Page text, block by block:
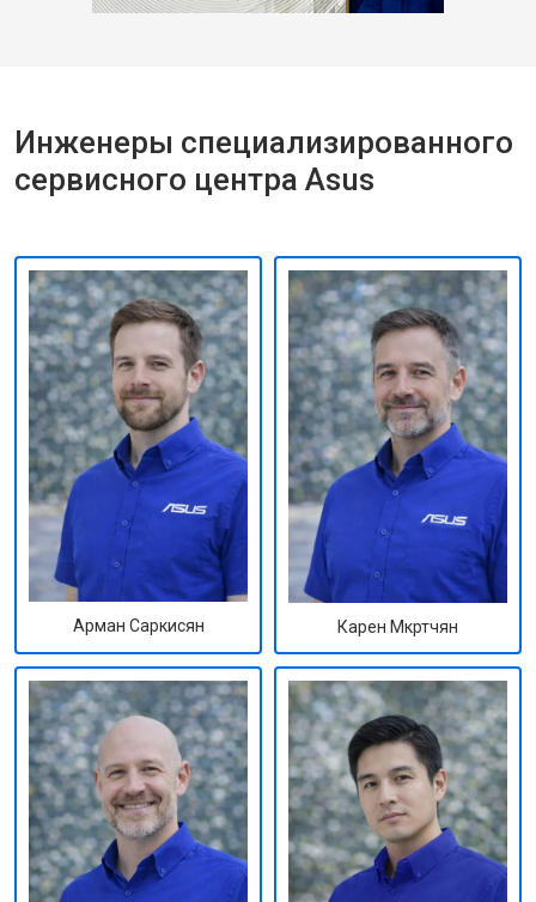
Инженеры специализированного
сервисного центра Asus
Арман Саркисян Карен Мкртчян